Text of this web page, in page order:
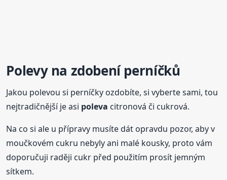
Polevy na zdobení perníčků
Jakou polevou si perníčky ozdobíte, si vyberte sami, tou
nejtradičnější je asi poleva citronová či cukrová.
Na co si ale u přípravy musíte dát opravdu pozor, aby v
moučkovém cukru nebyly ani malé kousky, proto vám
doporučuji raději cukr před použitím prosít jemným
sítkem.